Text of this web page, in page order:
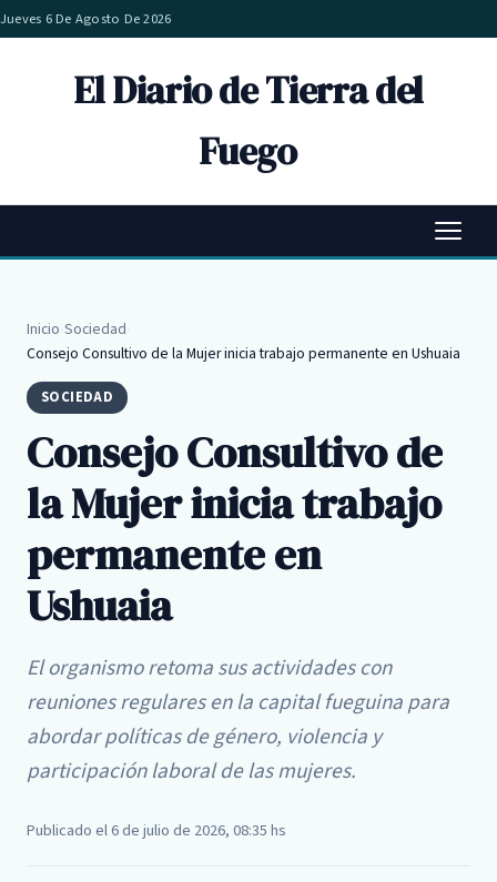
Jueves 6 De Agosto De 2026
El Diario de Tierra del
Fuego
Inicio Sociedad
Consejo Consultivo de la Mujer inicia trabajo permanente en Ushuaia
SOCIEDAD
Consejo Consultivo de
la Mujer inicia trabajo
permanente en
Ushuaia
El organismo retoma sus actividades con
reuniones regulares en la capital fueguina para
abordar políticas de género, violencia y
participación laboral de las mujeres.
Publicado el 6 de julio de 2026, 08:35 hs